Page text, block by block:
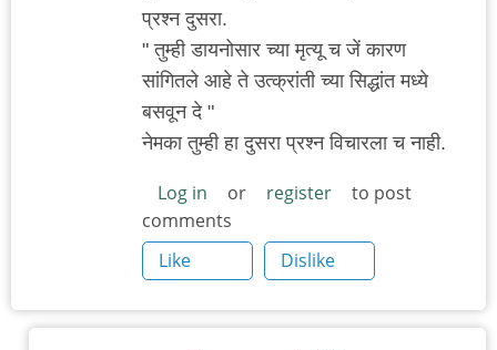
प्रश्न दुसरा.
" तुम्ही डायनोसार च्या मृत्यू च जें कारण
सांगितले आहे ते उत्क्रांती च्या सिद्धांत मध्ये
बसवून दे "
नेमका तुम्ही हा दुसरा प्रश्न विचारला च नाही.
Log in or register
to post
comments
Like
Dislike